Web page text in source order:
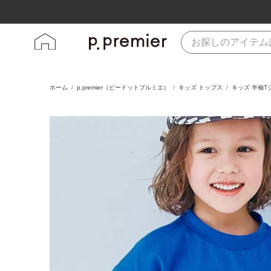
ホーム p.premier（ピードットプルミエ） キッズ トップス キッズ 半袖T